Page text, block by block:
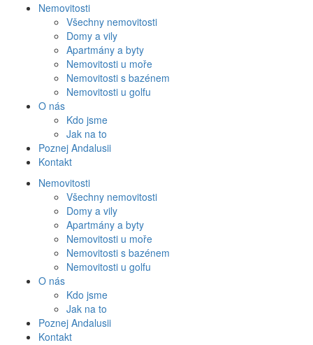
Nemovitosti
Všechny nemovitosti
Domy a vily
Apartmány a byty
Nemovitosti u moře
Nemovitosti s bazénem
Nemovitosti u golfu
O nás
Kdo jsme
Jak na to
Poznej Andalusii
Kontakt
Nemovitosti
Všechny nemovitosti
Domy a vily
Apartmány a byty
Nemovitosti u moře
Nemovitosti s bazénem
Nemovitosti u golfu
O nás
Kdo jsme
Jak na to
Poznej Andalusii
Kontakt